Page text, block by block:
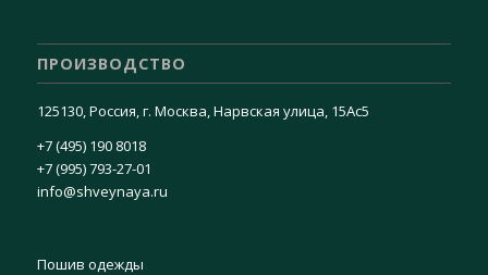
ПРОИЗВОДСТВО
125130, Россия, г. Москва, Нарвская улица, 15Ас5
+7 (495) 190 8018
+7 (995) 793-27-01
info@shveynaya.ru
Пошив одежды